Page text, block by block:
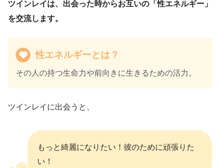
ツインレイは、出会った時からお互いの「性エネルギー」
を交流します。
性エネルギーとは？
その人の持つ生命力や前向きに生きるための活力。
ツインレイに出会うと、
もっと綺麗になりたい！彼のために頑張りた
い！